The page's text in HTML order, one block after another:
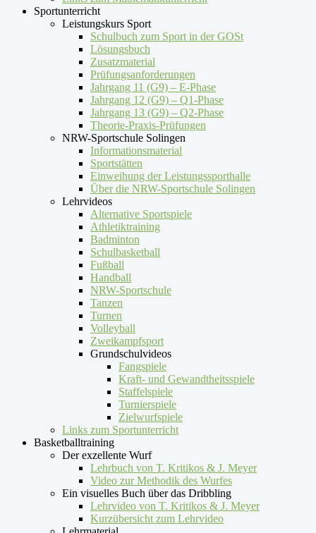
Sportunterricht
Leistungskurs Sport
Schulbuch zum Sport in der GOSt
Lösungsbuch
Zusatzmaterial
Prüfungsanforderungen
Jahrgang 11 (G9) – E-Phase
Jahrgang 12 (G9) – Q1-Phase
Jahrgang 13 (G9) – Q2-Phase
Theorie-Praxis-Prüfungen
NRW-Sportschule Solingen
Informationsmaterial
Sportstätten
Einweihung der Leistungssporthalle
Über die NRW-Sportschule Solingen
Lehrvideos
Alternative Sportspiele
Athletiktraining
Badminton
Schulbasketball
Fußball
Handball
NRW-Sportschule
Tanzen
Turnen
Volleyball
Zweikampfsport
Grundschulvideos
Fangspiele
Kraft- und Gewandtheitsspiele
Staffelspiele
Turnierspiele
Zielwurfspiele
Links zum Sportunterricht
Basketballtraining
Der exzellente Wurf
Lehrbuch von T. Kritikos & J. Meyer
Video zur Methodik des Wurfes
Ein visuelles Buch über das Dribbling
Lehrvideo von T. Kritikos & J. Meyer
Kurzübersicht zum Lehrvideo